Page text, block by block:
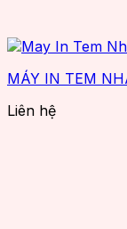
MÁY IN TEM
Liên hệ